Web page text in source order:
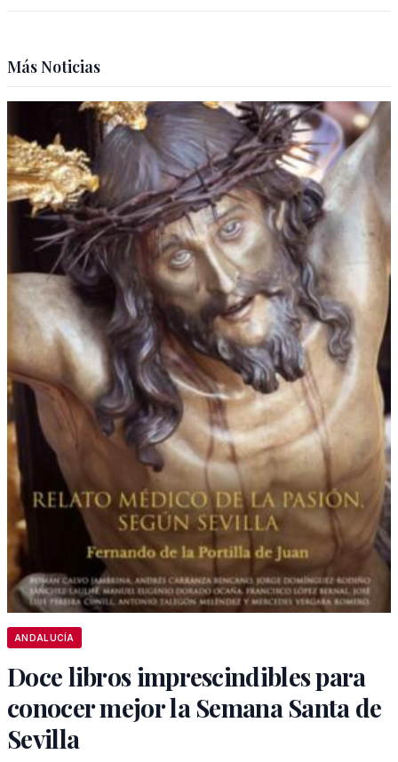
Más Noticias
ANDALUCÍA
Doce libros imprescindibles para
conocer mejor la Semana Santa de
Sevilla